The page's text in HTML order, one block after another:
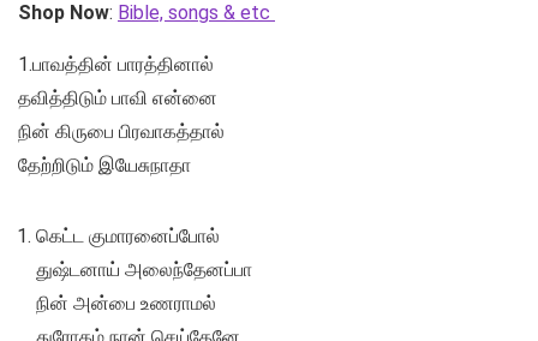
Shop Now: Bible, songs & etc
1.பாவத்தின் பாரத்தினால்
தவித்திடும் பாவி என்னை
நின் கிருபை பிரவாகத்தால்
தேற்றிடும் இயேசுநாதா
கெட்ட குமாரனைப்போல்
துஷ்டனாய் அலைந்தேனப்பா
நின் அன்பை உணராமல்